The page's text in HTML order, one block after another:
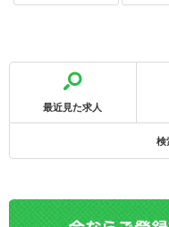
最近見た求人
検